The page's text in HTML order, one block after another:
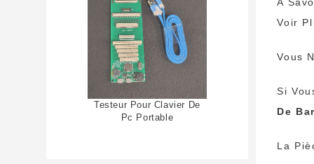
Voir
Vous
Si
De
La
Testeur Pour Clavier De
Pc Portable